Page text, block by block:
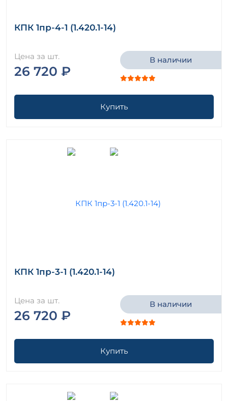
КПК 1пр-4-1 (1.420.1-14)
Цена за шт.
26 720 ₽
В наличии
Купить
КПК 1пр-3-1 (1.420.1-14)
Цена за шт.
26 720 ₽
В наличии
Купить